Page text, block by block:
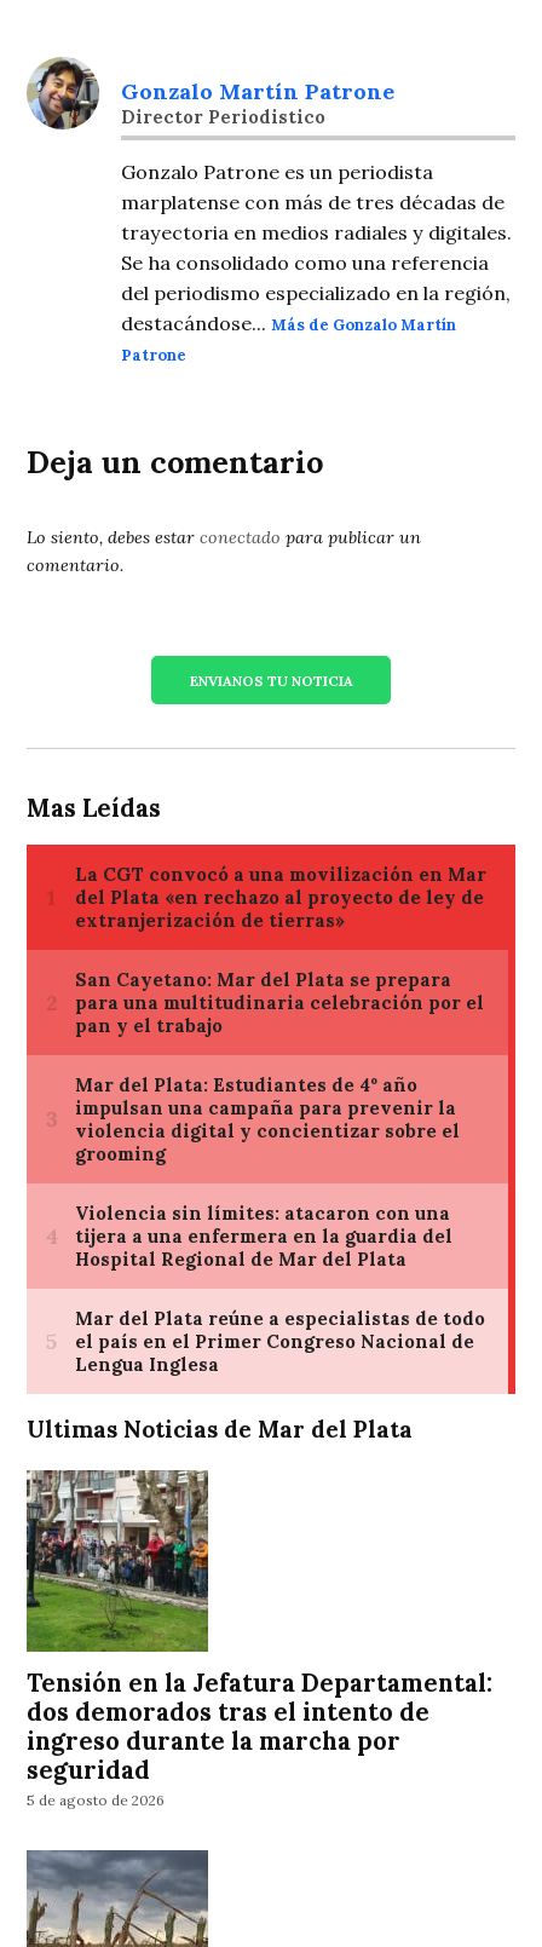
Gonzalo Martín Patrone
Director Periodistico
Gonzalo Patrone es un periodista
marplatense con más de tres décadas de
trayectoria en medios radiales y digitales.
Se ha consolidado como una referencia
del periodismo especializado en la región,
destacándose...Más de Gonzalo Martín
Patrone
Deja un comentario
Lo siento, debes estarconectado para publicar un
comentario.
ENVIANOS TU NOTICIA
Mas Leídas
Ultimas Noticias de Mar del Plata
Tensión en la Jefatura Departamental:
dos demorados tras el intento de
ingreso durante la marcha por
seguridad
5 de agosto de 2026